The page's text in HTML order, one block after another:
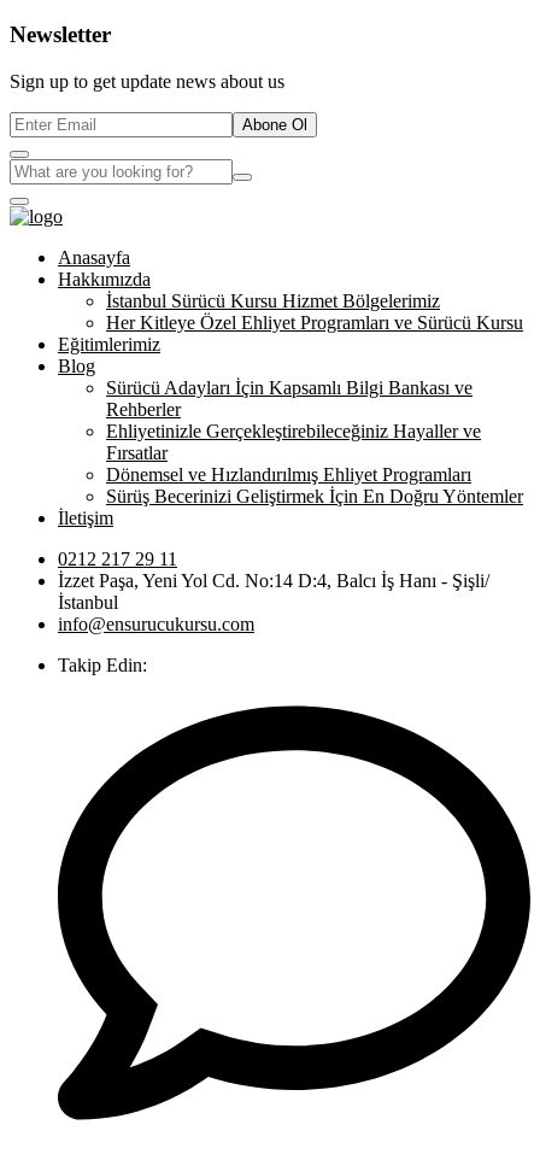
Newsletter
Sign up to get update news about us
Abone Ol
Anasayfa
Hakkımızda
İstanbul Sürücü Kursu Hizmet Bölgelerimiz
Her Kitleye Özel Ehliyet Programları ve Sürücü Kursu
Eğitimlerimiz
Blog
Sürücü Adayları İçin Kapsamlı Bilgi Bankası ve
Rehberler
Ehliyetinizle Gerçekleştirebileceğiniz Hayaller ve
Fırsatlar
Dönemsel ve Hızlandırılmış Ehliyet Programları
Sürüş Becerinizi Geliştirmek İçin En Doğru Yöntemler
İletişim
0212 217 29 11
İzzet Paşa, Yeni Yol Cd. No:14 D:4, Balcı İş Hanı - Şişli/
İstanbul
info@ensurucukursu.com
Takip Edin: